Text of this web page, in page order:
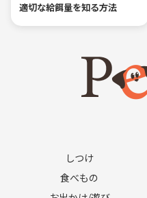
適切な給餌量を知る方法
しつけ
食べもの